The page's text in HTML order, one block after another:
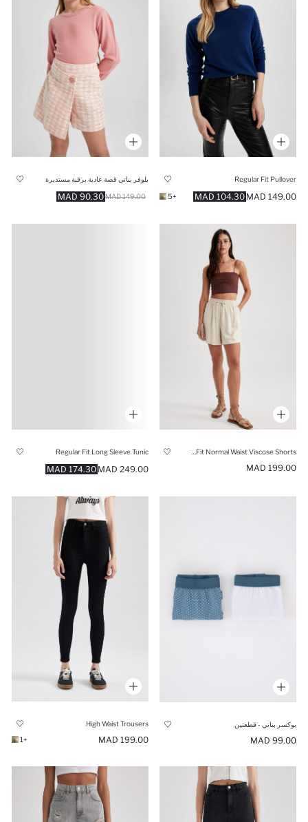
Regular Fit Pullover
104.30 MAD 149.00 MAD
+5
بلوفر بناتي قصة عادية برقبة مستديرة
90.30 MAD 149.00 MAD
199.00 MAD
Regular Fit Long Sleeve Tunic
174.30 MAD 249.00 MAD
بوكسر بناتي - قطعتين
99.00 MAD
High Waist Trousers
199.00 MAD
+1